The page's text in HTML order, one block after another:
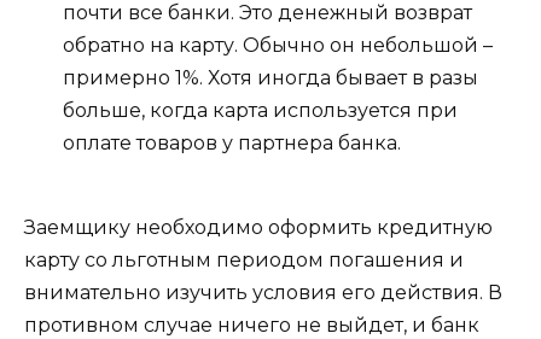
почти все банки. Это денежный возврат
обратно на карту. Обычно он небольшой –
примерно 1%. Хотя иногда бывает в разы
больше, когда карта используется при
оплате товаров у партнера банка.
Заемщику необходимо оформить кредитную
карту со льготным периодом погашения и
внимательно изучить условия его действия. В
противном случае ничего не выйдет, и банк